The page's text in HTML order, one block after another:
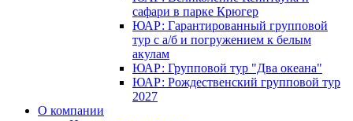
сафари в парке Крюгер
ЮАР: Гарантированный групповой
тур с а/б и погружением к белым
акулам
ЮАР: Групповой тур "Два океана"
ЮАР: Рождественский групповой тур
2027
О компании